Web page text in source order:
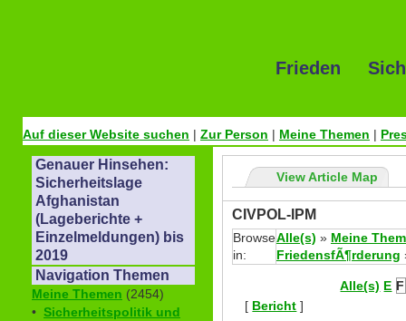
Frieden
Auf dieser Website suchen | Zur Person | Meine Themen |
Genauer Hinsehen:
Sicherheitslage
Afghanistan
(Lageberichte +
Einzelmeldungen) bis
2019
Navigation Themen
Meine Themen (2454)
• Sicherheitspolitik und
View Article Map
CIVPOL-IPM
Browse
in:
Alle(s) » Meine
FriedensfÃ¶rderung
Alle(s) E F
[ Bericht ]